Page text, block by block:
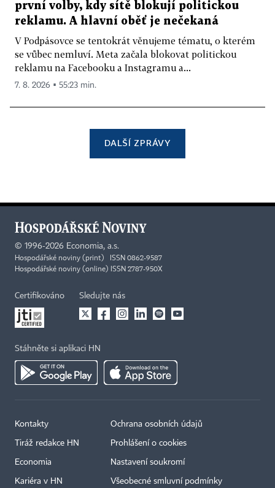
první volby, kdy sítě blokují politickou
reklamu. A hlavní oběť je nečekaná
V Podpásovce se tentokrát věnujeme tématu, o kterém
se vůbec nemluví. Meta začala blokovat politickou
reklamu na Facebooku a Instagramu a...
7. 8. 2026 ▪ 55:23 min.
DALŠÍ ZPRÁVY
© 1996-2026 Economia, a.s.
Hospodářské noviny (print) ISSN 0862-9587
Hospodářské noviny (online) ISSN 2787-950X
Certifikováno Sledujte nás
Stáhněte si aplikaci HN
Kontakty
Tiráž redakce HN
Economia
Kariéra v HN
Ochrana osobních údajů
Prohlášení o cookies
Nastavení soukromí
Všeobecné smluvní podmínky